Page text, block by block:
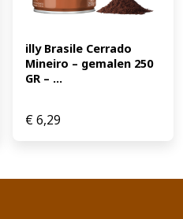
illy Brasile Cerrado
Mineiro – gemalen 250
GR – ...
€6,29